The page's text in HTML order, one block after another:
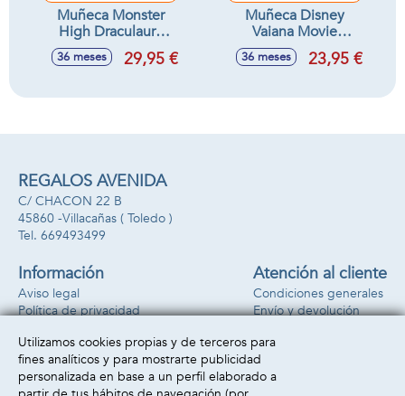
Muñeca Monster
High Draculaura
Con Accesorios.
12x8x8 cm
36 meses 29,95 €
Muñeca Disney
Vaiana Movie
Cantarina
36 meses 23,95 €
REGALOS AVENIDA
C/ CHACON 22 B
45860 -Villacañas ( Toledo )
669493499
Información
Aviso legal
Política de privacidad
Atención al cliente
Condiciones generales
Envío y devolución
Formas de pago
Utilizamos cookies propias y de terceros para
fines analíticos y para mostrarte publicidad
personalizada en base a un perfil elaborado a